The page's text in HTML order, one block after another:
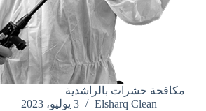
مكافحة حشرات بالراشدية
Elsharq Clean
3 يوليو، 2023